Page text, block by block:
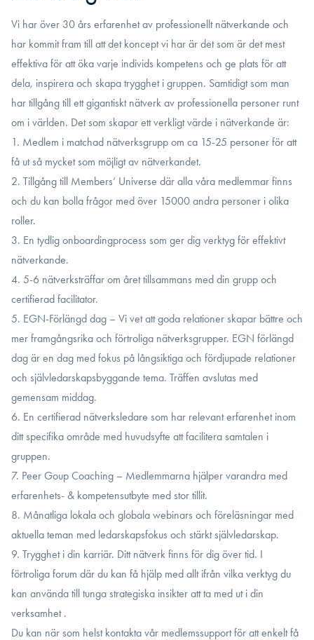
Vi har över 30 års erfarenhet av professionellt nätverkande och
har kommit fram till att det koncept vi har är det som är det mest
effektiva för att öka varje individs kompetens och ge plats för att
dela, inspirera och skapa trygghet i gruppen. Samtidigt som man
har tillgång till ett gigantiskt nätverk av professionella personer runt
om i världen. Det som skapar ett verkligt värde i nätverkande är:
1. Medlem i matchad nätverksgrupp om ca 15-25 personer för att
få ut så mycket som möjligt av nätverkandet.
2. Tillgång till Members’ Universe där alla våra medlemmar finns
och du kan bolla frågor med över 15000 andra personer i olika
roller.
3. En tydlig onboardingprocess som ger dig verktyg för effektivt
nätverkande.
4. 5-6 nätverksträffar om året tillsammans med din grupp och
certifierad facilitator.
5. EGN-Förlängd dag – Vi vet att goda relationer skapar bättre och
mer framgångsrika och förtroliga nätverksgrupper. EGN förlängd
dag är en dag med fokus på långsiktiga och fördjupade relationer
och självledarskapsbyggande tema. Träffen avslutas med
gemensam middag.
6. En certifierad nätverksledare som har relevant erfarenhet inom
ditt specifika område med huvudsyfte att facilitera samtalen i
gruppen.
7. Peer Goup Coaching – Medlemmarna hjälper varandra med
erfarenhets- & kompetensutbyte med stor tillit.
8. Månatliga lokala och globala webinars och föreläsningar med
aktuella teman med ledarskapsfokus och stärkt självledarskap.
9. Trygghet i din karriär. Ditt nätverk finns för dig över tid. I
förtroliga forum där du kan få hjälp med allt ifrån vilka verktyg du
kan använda till tunga strategiska insikter att ta med ut i din
verksamhet .
Du kan när som helst kontakta vår medlemssupport för att enkelt få